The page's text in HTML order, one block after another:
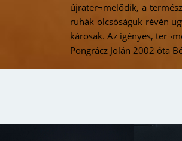
újrater¬melődik, a
ruhák olcsóságuk révén
károsak. Az igényes,
Pongrácz Jolán 2002 óta